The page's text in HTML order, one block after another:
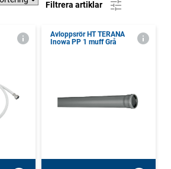
Filtrera artiklar
Avloppsrör HT TERANA
Inowa PP 1 muff Grå